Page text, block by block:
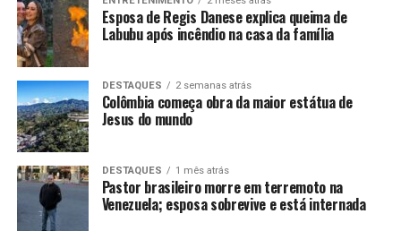
Esposa de Regis Danese explica queima de
Labubu após incêndio na casa da família
DESTAQUES 2 semanas atrás
Colômbia começa obra da maior estátua de
Jesus do mundo
DESTAQUES 1 mês atrás
Pastor brasileiro morre em terremoto na
Venezuela; esposa sobrevive e está internada